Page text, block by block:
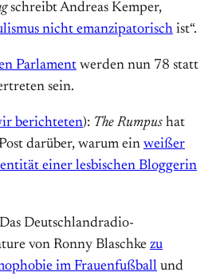
schreibt Andreas Kemper,
nicht emanzipatorisch ist“.
Parlament werden nun 78 statt
sein.
berichteten): The Rumpus hat
darüber, warum ein weißer
einer lesbischen Bloggerin
Deutschlandradio-
von Ronny Blaschke zu
im Frauenfußball und